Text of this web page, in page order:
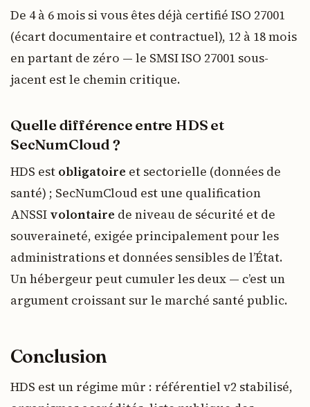
De 4 à 6 mois si vous êtes déjà certifié ISO 27001
(écart documentaire et contractuel), 12 à 18 mois
en partant de zéro — le SMSI ISO 27001 sous-
jacent est le chemin critique.
Quelle différence entre HDS et
SecNumCloud ?
HDS est obligatoire et sectorielle (données de
santé) ; SecNumCloud est une qualification
ANSSI volontaire de niveau de sécurité et de
souveraineté, exigée principalement pour les
administrations et données sensibles de l’État.
Un hébergeur peut cumuler les deux — c’est un
argument croissant sur le marché santé public.
Conclusion
HDS est un régime mûr : référentiel v2 stabilisé,